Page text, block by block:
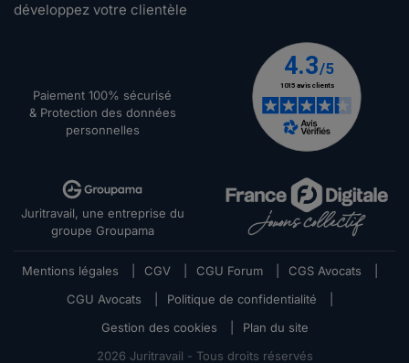
développez votre clientèle
Paiement 100% sécurisé
& Protection des données
personnelles
Juritravail, une entreprise du
groupe Groupama
Mentions légales CGV CGU Forum CGS Avocats
CGU Avocats
Politique de confidentialité
Gestion des cookies
Plan du site
2026 Juritravail - Tous droits réservés